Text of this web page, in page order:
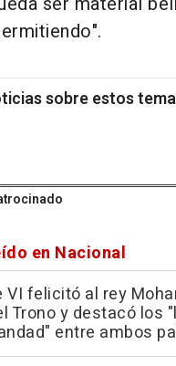
sobre estos
en Nacional
VI felicitó al rey
Trono y destacó los
entre ambos